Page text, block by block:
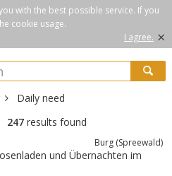
with the best possible service. If you
cookie usage.
I agree. ×
Daily need
247 results found
Burg (Spreewald)